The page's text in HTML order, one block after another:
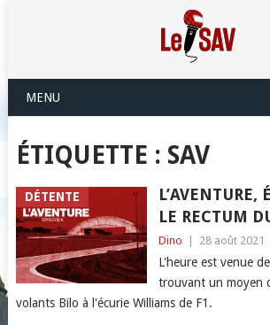
MENU
ÉTIQUETTE : SAV
DÉTENTE
L’AVENTURE,
LE RECTUM
Dino 28 août 2021
L'heure est venue
trouvant un moyen
volants Bilo à l'écurie Williams de F1.